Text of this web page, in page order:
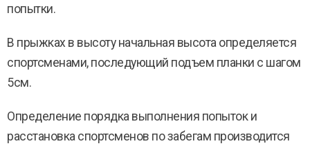
попытки.
В прыжках в высоту начальная высота определяется
спортсменами, последующий подъем планки с шагом
5см.
Определение порядка выполнения попыток и
расстановка спортсменов по забегам производится